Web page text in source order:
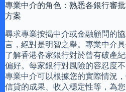
專業中介的角色：熟悉各銀行審
方案
尋求專業按揭中介或金融顧問的
言，絕對是明智之舉。專業中介
了解香港各家銀行對於曾有破產
偏好。每家銀行對風險的容忍度
專業中介可以根據您的實際情況
信貸的成果、收入穩定性等，為